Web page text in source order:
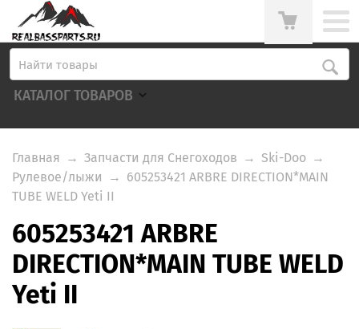
КАТАЛОГ ТОВАРОВ
Главная → Запчасти для Снегоходов → Ski-Doo →
Рулевое/лыжи
→ 605253421 ARBRE DIRECTION*MAIN
TUBE WELD Yeti II
605253421 ARBRE
DIRECTION*MAIN TUBE WELD
Yeti II